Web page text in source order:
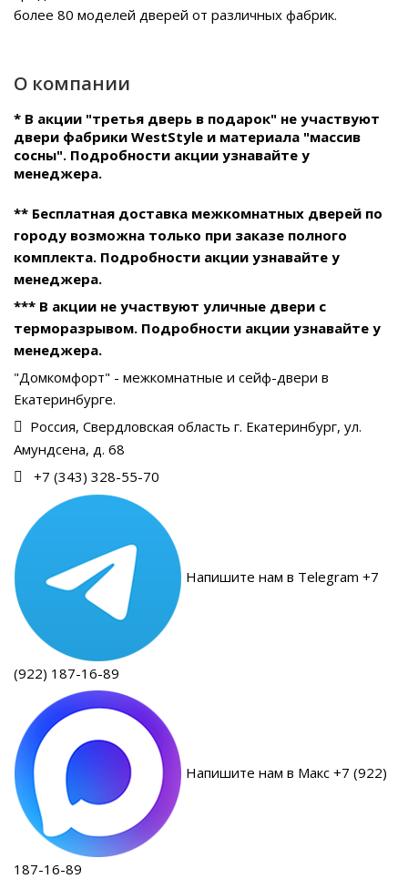
более 80 моделей дверей от различных фабрик.
О компании
* В акции "третья дверь в подарок" не участвуют
двери фабрики WestStyle и материала "массив
сосны". Подробности акции узнавайте у
менеджера.
** Бесплатная доставка межкомнатных дверей по
городу возможна только при заказе полного
комплекта. Подробности акции узнавайте у
менеджера.
*** В акции не участвуют уличные двери с
терморазрывом. Подробности акции узнавайте у
менеджера.
"Домкомфорт" - межкомнатные и сейф-двери в
Екатеринбурге.
Россия, Свердловская область г. Екатеринбург, ул.
Амундсена, д. 68
+7 (343) 328-55-70
Напишите нам в Telegram +7
(922) 187-16-89
Напишите нам в Макс +7 (922)
187-16-89